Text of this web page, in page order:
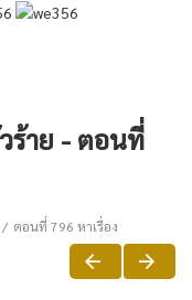
ร้าย - ตอนที่
ตอนที่ 796 หาเรื่อง